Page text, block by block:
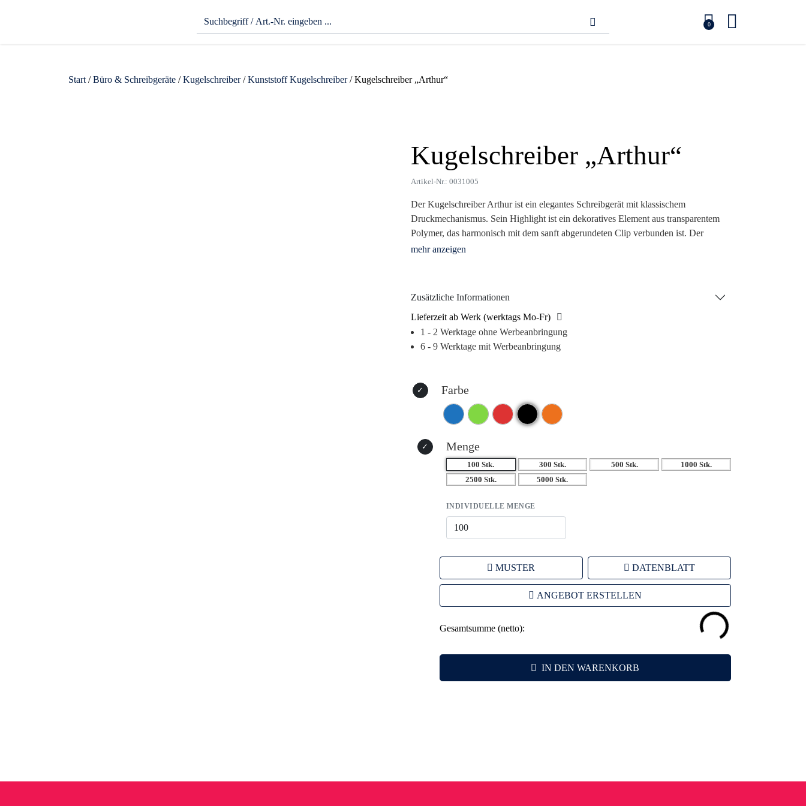
0
Start /Büro & Schreibgeräte /Kugelschreiber/Kunststoff Kugelschreiber/ Kugelschreiber „Arthur“
Kugelschreiber „Arthur“
Artikel-Nr.: 0031005
Der Kugelschreiber Arthur ist ein elegantes Schreibgerät mit klassischem
Druckmechanismus. Sein Highlight ist ein dekoratives Element aus transparentem
Polymer, das harmonisch mit dem sanft abgerundeten Clip verbunden ist. Der
milchig-weiße Korpus eignet sich hervorragend für dauerhafte Lasermarkierungen,
Zusätzliche Informationen
Lieferzeit ab Werk (werktags Mo-Fr)
1 - 2 Werktage ohne Werbeanbringung
6 - 9 Werktage mit Werbeanbringung
Farbe
Menge
100 Stk. 300 Stk. 500 Stk.
1000 Stk.
2500 Stk.
5000 Stk.
INDIVIDUELLE MENGE
MUSTER DATENBLATT
ANGEBOT ERSTELLEN
Gesamtsumme (netto):
IN DEN WARENKORB